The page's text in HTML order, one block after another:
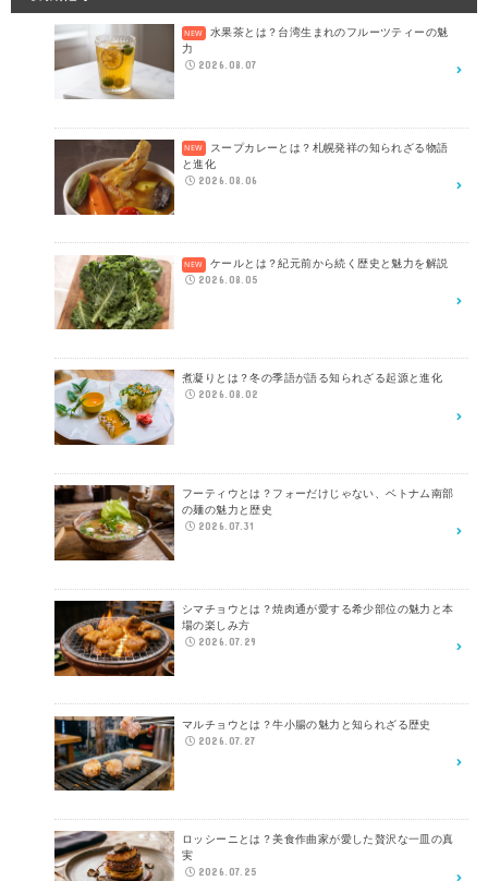
水果茶とは？台湾生まれのフルーツティーの魅
力
2026.08.07
スープカレーとは？札幌発祥の知られざる物語
と進化
2026.08.06
ケールとは？紀元前から続く歴史と魅力を解説
2026.08.05
煮凝りとは？冬の季語が語る知られざる起源と進化
2026.08.02
フーティウとは？フォーだけじゃない、ベトナム南部
の麺の魅力と歴史
2026.07.31
シマチョウとは？焼肉通が愛する希少部位の魅力と本
場の楽しみ方
2026.07.29
マルチョウとは？牛小腸の魅力と知られざる歴史
2026.07.27
ロッシーニとは？美食作曲家が愛した贅沢な一皿の真
実
2026.07.25